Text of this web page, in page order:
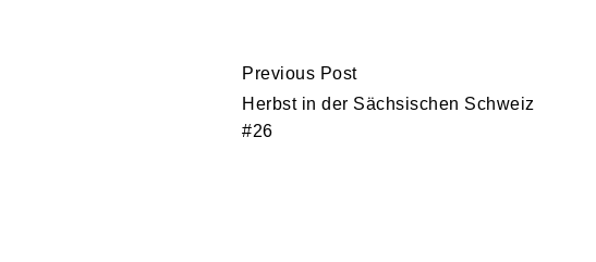
Continue
Reading
Previous Post
Herbst in der Sächsischen Schweiz
#26